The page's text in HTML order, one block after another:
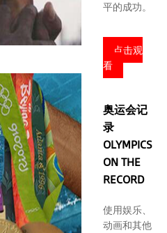
平的成功。
点击观
看
奥运会记
录
OLYMPICS
ON THE
RECORD
使用娱乐、
动画和其他